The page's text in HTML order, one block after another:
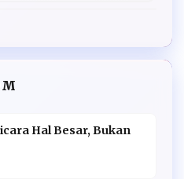
Hal Besar, Bukan